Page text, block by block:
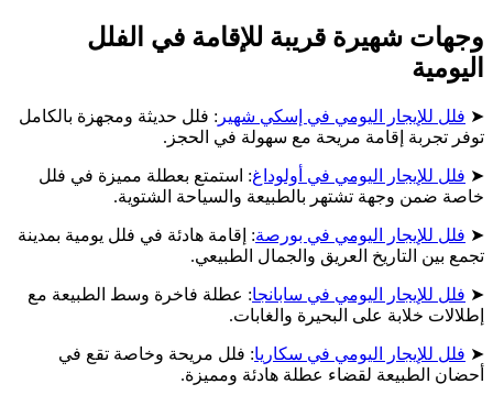
وجهات شهيرة قريبة للإقامة في الفلل
اليومية
➤ فلل للإيجار اليومي في إسكي شهير : فلل حديثة ومجهزة بالكامل
توفر تجربة إقامة مريحة مع سهولة في الحجز.
➤ فلل للإيجار اليومي في أولوداغ: استمتع بعطلة مميزة في فلل
خاصة ضمن وجهة تشتهر بالطبيعة والسياحة الشتوية.
➤ فلل للإيجار اليومي في بورصة: إقامة هادئة في فلل يومية بمدينة
تجمع بين التاريخ العريق والجمال الطبيعي.
➤ فلل للإيجار اليومي في سابانجا: عطلة فاخرة وسط الطبيعة مع
إطلالات خلابة على البحيرة والغابات.
➤ فلل للإيجار اليومي في سكاريا: فلل مريحة وخاصة تقع في
أحضان الطبيعة لقضاء عطلة هادئة ومميزة.